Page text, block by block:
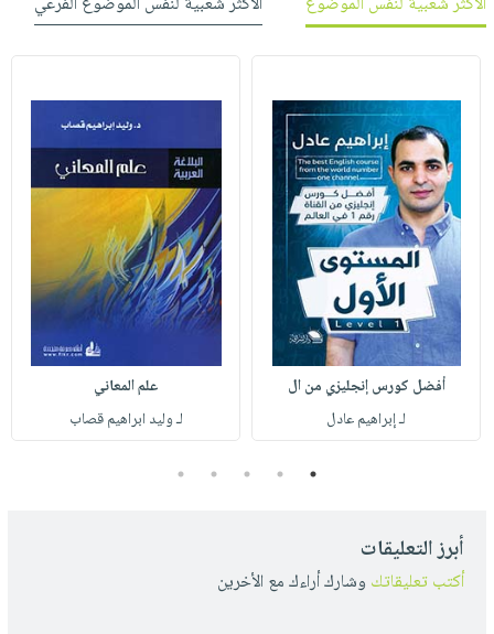
أفضل كورس إنجليزي من ال
لـ إبراهيم عادل
علم المعاني
لـ وليد ابراهيم قصاب
1
2
3
4
5
أبرز التعليقات
أكتب تعليقاتك وشارك أراءك مع الأخرين